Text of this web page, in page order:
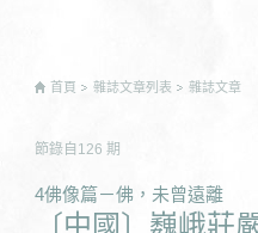
首頁 雜誌文章列表 雜誌文章
節錄自 126 期
4佛像篇－佛，未曾遠離
〔中國〕巍峨莊